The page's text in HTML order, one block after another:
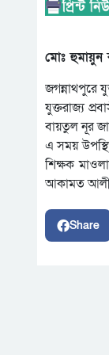
মোঃ হুমায়ুন
জগন্নাথপুরে
যুক্তরাজ্য
বায়তুল নূর
এ সময়
শিক্ষক
আকামত আলী
Share